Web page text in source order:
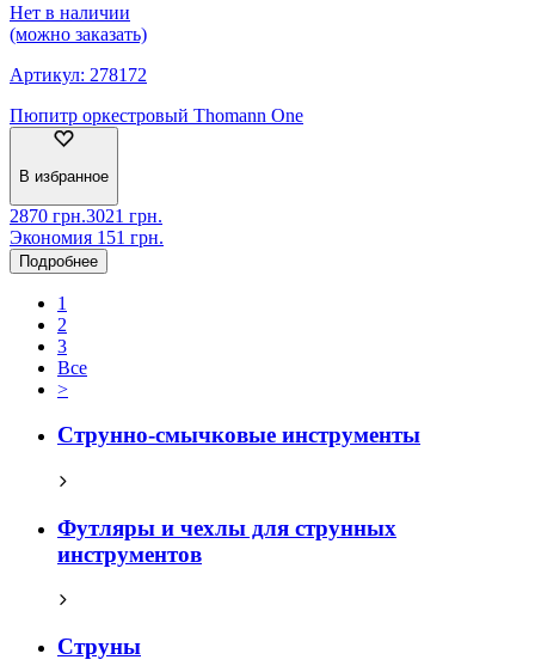
Нет в наличии
(можно заказать)
Артикул: 278172
Пюпитр оркестровый Thomann One
В избранное
2870 грн.3021 грн.
Экономия 151 грн.
Подробнее
1
2
3
Все
>
Струнно-смычковые инструменты
Футляры и чехлы для струнных
инструментов
Струны